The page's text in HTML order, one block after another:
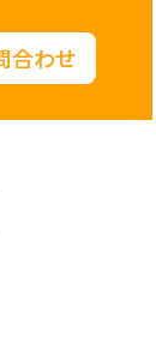
合わせ